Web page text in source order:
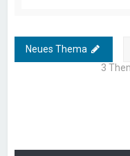
Neues Thema
3